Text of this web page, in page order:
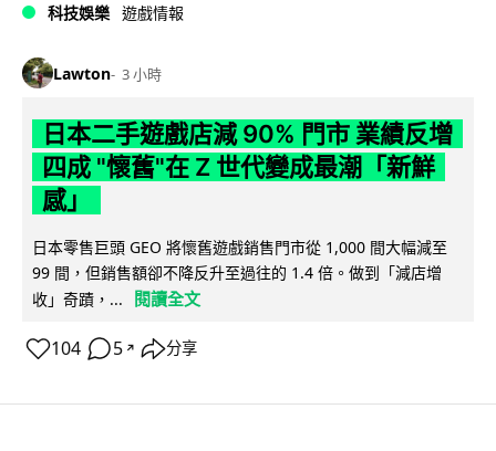
科技娛樂 遊戲情報
Lawton 3 小時
日本二手遊戲店減 90% 門市 業績反增
四成 "懷舊"在 Z 世代變成最潮「新鮮
感」
日本零售巨頭 GEO 將懷舊遊戲銷售門市從 1,000 間大幅減至
99 間，但銷售額卻不降反升至過往的 1.4 倍。做到「減店增
收」奇蹟，...
閱讀全文
104 5 ↗ 分享